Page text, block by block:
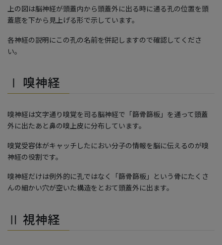
上の図は脳神経が頭蓋内から頭蓋外に出る時に通る孔の位置を頭
蓋底を下から見上げる形で示しています。
各神経の説明にこの孔の名前を併記しますので確認してくださ
い。
Ⅰ 嗅神経
嗅神経は文字通り嗅覚を司る脳神経で「篩骨篩板」を通って頭蓋
外に出たあと鼻の嗅上皮に分布しています。
嗅覚受容体がキャッチしたにおい分子の情報を脳に伝えるのが嗅
神経の役割です。
嗅神経だけは例外的に孔ではなく「篩骨篩板」という骨にたくさ
んの細かい穴が空いた構造をとおて頭蓋外に出ます。
Ⅱ 視神経